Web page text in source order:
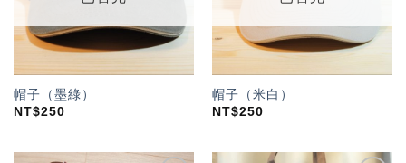
帽子（墨綠）
NT$250
帽子（米白）
NT$250